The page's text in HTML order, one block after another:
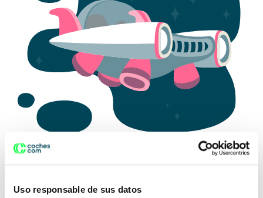
Uso responsable de sus datos